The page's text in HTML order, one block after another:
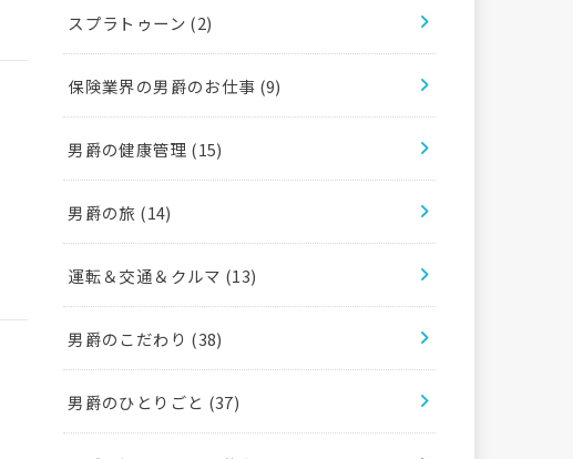
スプラトゥーン (2)
保険業界の男爵のお仕事 (9)
男爵の健康管理 (15)
男爵の旅 (14)
運転＆交通＆クルマ (13)
男爵のこだわり (38)
男爵のひとりごと (37)